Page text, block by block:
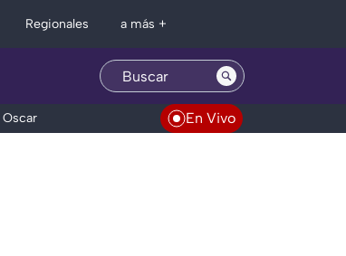
Regionales a más +
En Vivo